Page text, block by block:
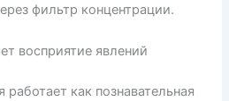
фильтр концентрации.
восприятие явлений
как познавательная